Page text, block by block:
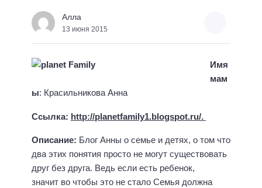
Алла
13 июня 2015
Имя
мам
ы: Красильникова Анна
Ссылка: http://planetfamily1.blogspot.ru/.
Описание: Блог Анны о семье и детях, о том что
два этих понятия просто не могут существовать
друг без друга. Ведь если есть ребенок,
значит во чтобы это не стало Семья должна